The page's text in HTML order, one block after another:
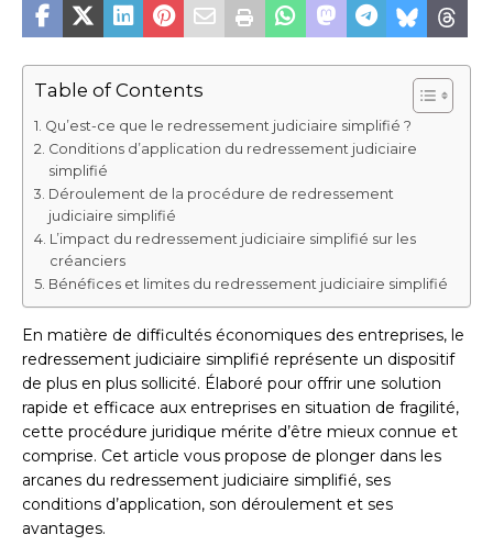
Table of Contents
Qu’est-ce que le redressement judiciaire simplifié ?
Conditions d’application du redressement judiciaire
simplifié
Déroulement de la procédure de redressement
judiciaire simplifié
L’impact du redressement judiciaire simplifié sur les
créanciers
Bénéfices et limites du redressement judiciaire simplifié
En matière de difficultés économiques des entreprises, le
redressement judiciaire simplifié représente un dispositif
de plus en plus sollicité. Élaboré pour offrir une solution
rapide et efficace aux entreprises en situation de fragilité,
cette procédure juridique mérite d’être mieux connue et
comprise. Cet article vous propose de plonger dans les
arcanes du redressement judiciaire simplifié, ses
conditions d’application, son déroulement et ses
avantages.